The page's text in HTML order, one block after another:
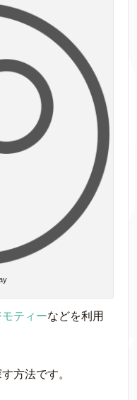
モティーなどを利用
方法です。